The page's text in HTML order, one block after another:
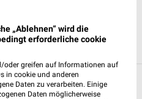
„Ablehnen“ wird die
erforderliche cookie
oder greifen auf Informationen auf
in cookie und anderen
Daten zu verarbeiten. Einige
Daten möglicherweise